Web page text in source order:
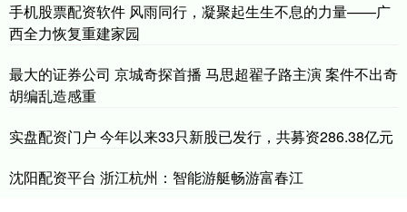
手机股票配资软件 风雨同行，凝聚起生生不息的力量——广
西全力恢复重建家园
最大的证券公司 京城奇探首播 马思超翟子路主演 案件不出奇
胡编乱造感重
实盘配资门户 今年以来33只新股已发行，共募资286.38亿元
沈阳配资平台 浙江杭州：智能游艇畅游富春江